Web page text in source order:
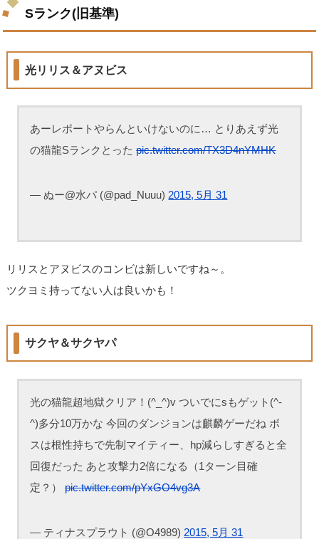
Sランク(旧基準)
光リリス＆アヌビス
あーレポートやらんといけないのに… とりあえず光
の猫龍Sランクとったpic.twitter.com/TX3D4nYMHK
— ぬー@水パ (@pad_Nuuu) 2015, 5月 31
リリスとアヌビスのコンビは新しいですね～。
ツクヨミ持ってない人は良いかも！
サクヤ＆サクヤパ
光の猫龍超地獄クリア！(^_^)v ついでにsもゲット(^-
^)多分10万かな 今回のダンジョンは麒麟ゲーだね ボ
スは根性持ちで先制マイティー、hp減らしすぎると全
回復だった あと攻撃力2倍になる（1ターン目確
定？）pic.twitter.com/pYxGO4vg3A
— ティナスプラウト (@O4989) 2015, 5月 31